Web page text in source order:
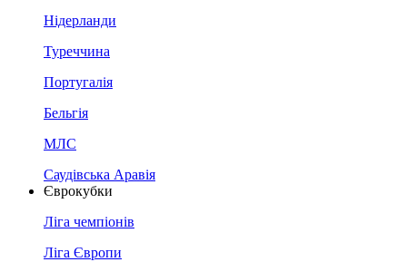
Нідерланди
Туреччина
Португалія
Бельгія
МЛС
Саудівська Аравія
Єврокубки
Ліга чемпіонів
Ліга Європи